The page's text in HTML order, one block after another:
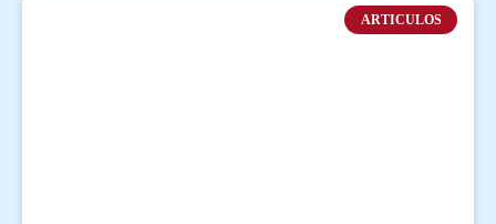
ARTICULOS